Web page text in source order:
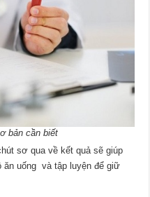
bản cần biết
sơ qua về kết quả sẽ giúp
ăn uống và tập luyện để giữ